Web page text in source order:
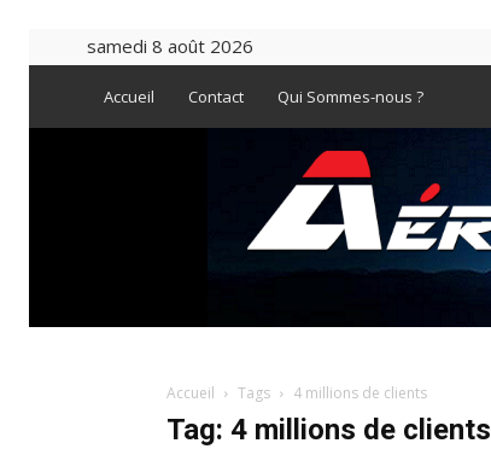
samedi 8 août 2026
Accueil Contact Qui Sommes-nous ?
Accueil Tags 4 millions de clients
Tag: 4 millions de clients